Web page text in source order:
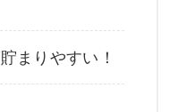
まりやすい！